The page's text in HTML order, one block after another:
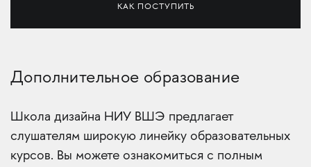
КАК ПОСТУПИТЬ
Дополнительное образование
Школа дизайна НИУ ВШЭ предлагает
слушателям широкую линейку образовательных
курсов. Вы можете ознакомиться с полным